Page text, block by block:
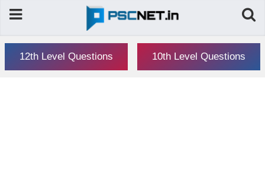
12th Level Questions 10th Level Questions